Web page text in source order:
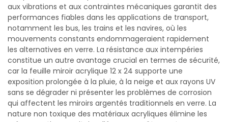
aux vibrations et aux contraintes mécaniques garantit des
performances fiables dans les applications de transport,
notamment les bus, les trains et les navires, où les
mouvements constants endommageraient rapidement
les alternatives en verre. La résistance aux intempéries
constitue un autre avantage crucial en termes de sécurité,
car la feuille miroir acrylique 12 x 24 supporte une
exposition prolongée à la pluie, à la neige et aux rayons UV
sans se dégrader ni présenter les problèmes de corrosion
qui affectent les miroirs argentés traditionnels en verre. La
nature non toxique des matériaux acryliques élimine les